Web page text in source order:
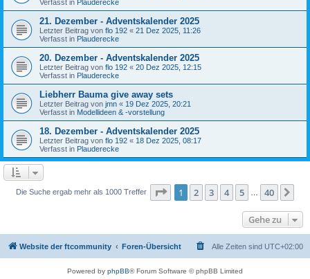
Verfasst in Plauderecke
21. Dezember - Adventskalender 2025
Letzter Beitrag von flo 192 « 21 Dez 2025, 11:26
Verfasst in Plauderecke
20. Dezember - Adventskalender 2025
Letzter Beitrag von flo 192 « 20 Dez 2025, 12:15
Verfasst in Plauderecke
Liebherr Bauma give away sets
Letzter Beitrag von jmn « 19 Dez 2025, 20:21
Verfasst in Modellideen & -vorstellung
18. Dezember - Adventskalender 2025
Letzter Beitrag von flo 192 « 18 Dez 2025, 08:17
Verfasst in Plauderecke
Die Suche ergab mehr als 1000 Treffer Seite 1von 40
1 2 3 4 5 40
Gehe zu
Website der ftcommunity Foren-Übersicht Alle Zeiten sind UTC+02:00
Powered by phpBB® Forum Software © phpBB Limited